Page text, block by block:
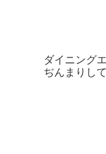
ダイニング
ぢんまりし